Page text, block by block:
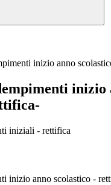
inizio anno
inizio
iniziali - rettifica
inizio anno scolastico -